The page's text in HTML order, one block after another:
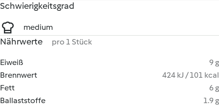
Schwierigkeitsgrad
medium
Nährwerte pro 1 Stück
Eiweiß
9 g
Brennwert
424 kJ / 101 kcal
Fett
6 g
Ballaststoffe
1.9 g